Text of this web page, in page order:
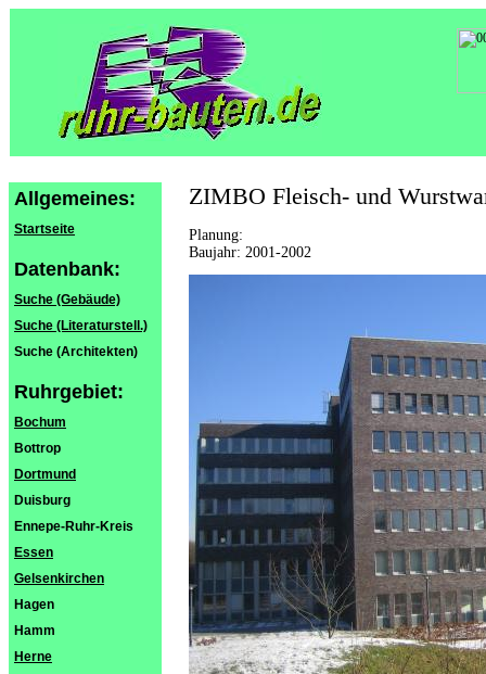
Allgemeines:
Startseite
Datenbank:
Suche (Gebäude)
Suche (Literaturstell.)
Suche (Architekten)
Ruhrgebiet:
Bochum
Bottrop
Dortmund
Duisburg
Ennepe-Ruhr-Kreis
Essen
Gelsenkirchen
Hagen
Hamm
Herne
ZIMBO Fleisch- und
Planung:
Baujahr: 2001-2002